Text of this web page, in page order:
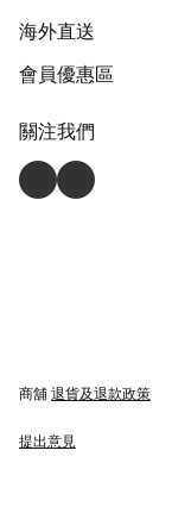
海外直送
會員優惠區
關注我們
商舖 退貨及退款政策
提出意見